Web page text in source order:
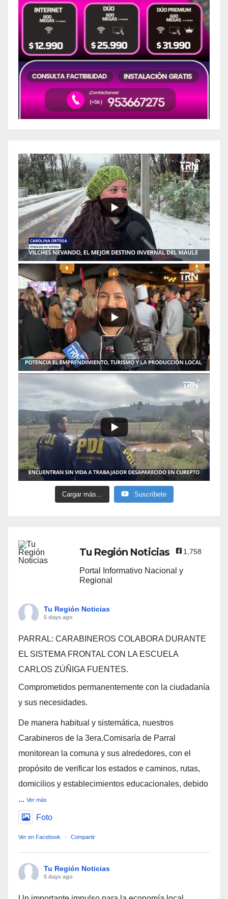
Cargar más... Suscríbete
Tu Región Noticias 1,758
Portal Informativo Nacional y
Regional
Tu Región Noticias
5 days ago
PARRAL: CARABINEROS COLABORA DURANTE
EL SISTEMA FRONTAL CON LA ESCUELA
CARLOS ZÚÑIGA FUENTES.
Comprometidos permanentemente con la ciudadanía
y sus necesidades.
De manera habitual y sistemática, nuestros
Carabineros de la 3era.Comisaría de Parral
monitorean la comuna y sus alrededores, con el
propósito de verificar los estados e caminos, rutas,
domicilios y establecimientos educacionales, debido
... Ver más
Foto
Ver en Facebook · Compartir
Tu Región Noticias
5 days ago